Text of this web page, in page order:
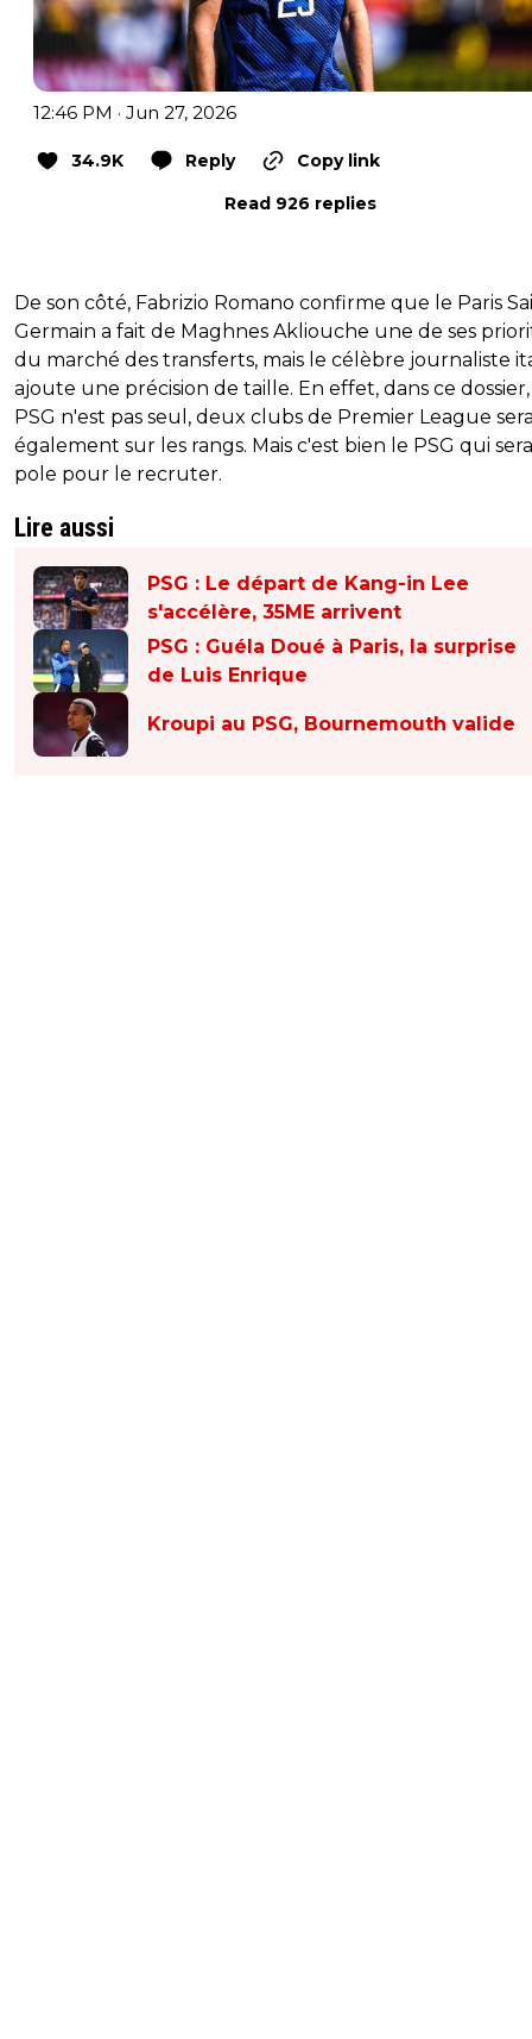
12:46 PM · Jun 27, 2026
34.9K Reply
Copy link
Read 926 replies
De son côté, Fabrizio Romano confirme que le Paris
Germain a fait de Maghnes Akliouche une de ses
du marché des transferts, mais le célèbre journaliste
ajoute une précision de taille. En effet, dans ce
PSG n'est pas seul, deux clubs de Premier League
également sur les rangs. Mais c'est bien le PSG qui
pole pour le recruter.
Lire aussi
PSG : Le départ de Kang-in Lee
s'accélère, 35ME arrivent
PSG : Guéla Doué à Paris, la surprise
de Luis Enrique
Kroupi au PSG, Bournemouth valide